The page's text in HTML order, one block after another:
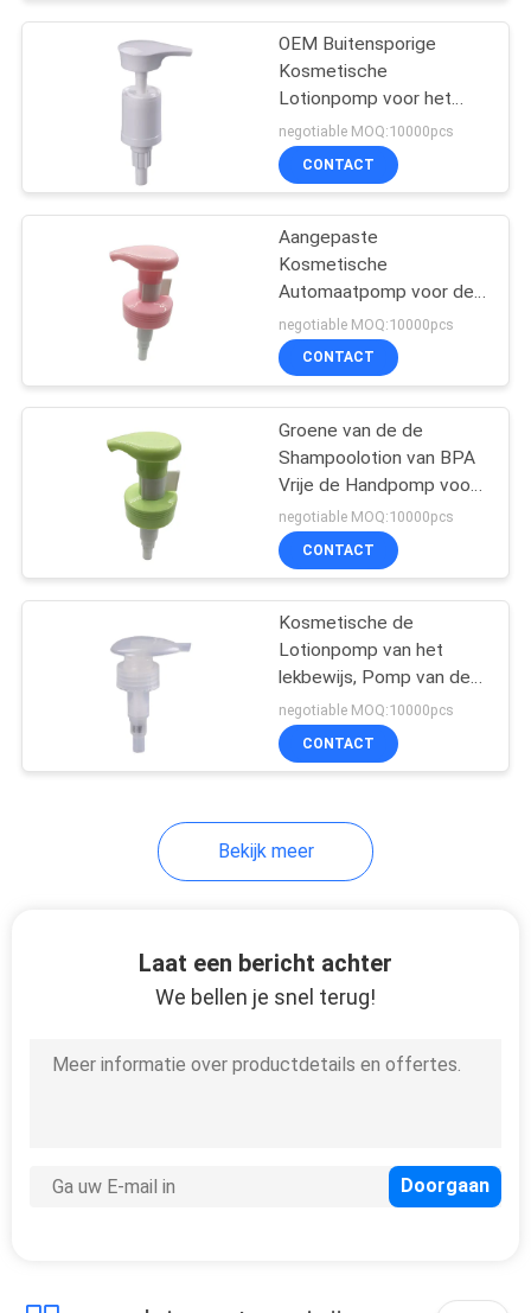
De lange Pomp van
de Pijpnevel
Het Desinfecterende
middelpomp van de
gallonhand
De schuimende
Pomp van de
Zeepautomaat
Plastic oliepomp
de mistspuitbus
OEM Buitensporige
Kosmetische
Lotionpomp voor het
Hotel van de
Shampooroom
negotiable MOQ:10000pcs
CONTACT
Aangepaste
Kosmetische
Automaatpomp voor de
Etherische oliëngel van
het
Handdesinfecterende
negotiable MOQ:10000pcs
CONTACT
Groene van de de
Shampoolotion van BPA
Vrije de Handpomp voor
de Vloeibare Zeep van
de Massageolie
negotiable MOQ:10000pcs
CONTACT
Kosmetische de
Lotionpomp van het
lekbewijs, Pomp van de
Geribbelde Sluitings de
Plastic Zeep
negotiable MOQ:10000pcs
CONTACT
Bekijk meer
Laat een bericht achter
We bellen je snel terug!